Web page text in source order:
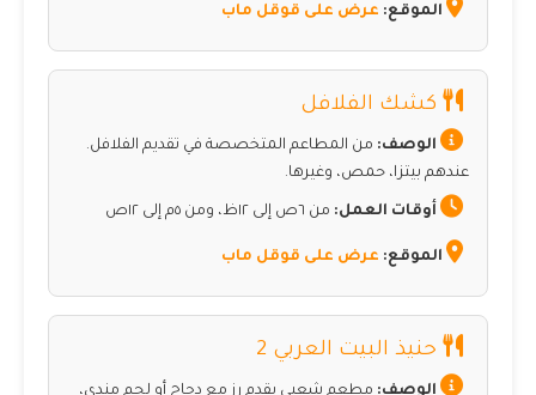
الموقع: عرض على قوقل ماب
كشك الفلافل
الوصف: من المطاعم المتخصصة في تقديم الفلافل.
عندهم بيتزا، حمص، وغيرها.
أوقات العمل: من ٦ص إلى ١٢ظ، ومن ٥م إلى ١٢ص
الموقع: عرض على قوقل ماب
حنيذ البيت العربي 2
الوصف: مطعم شعبي يقدم رز مع دجاج أو لحم مندي،